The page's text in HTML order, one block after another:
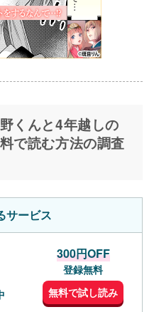
くんと4年越しの
で読む方法の調査
サービス
300円OFF
登録無料
無料で試し読み